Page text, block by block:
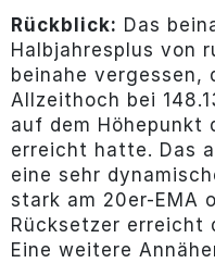
Rückblick: Das
Halbjahresplus von
beinahe vergessen,
Allzeithoch bei
auf dem Höhepunkt
erreicht hatte. Das
eine sehr
stark am 20er-EMA
Rücksetzer erreicht
Eine weitere